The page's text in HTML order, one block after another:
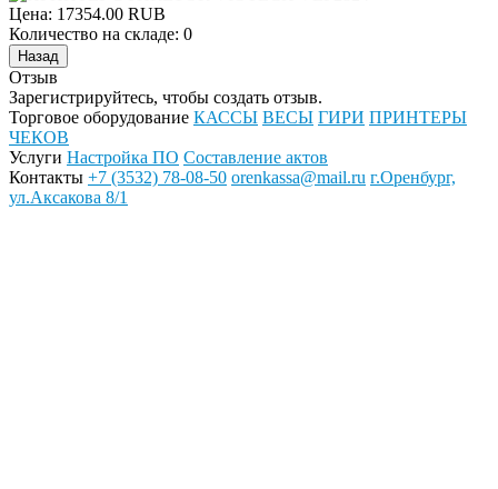
Цена: 17354.00 RUB
Количество на складе: 0
Отзыв
Зарегистрируйтесь, чтобы создать отзыв.
Торговое оборудование КАССЫ ВЕСЫ ГИРИ ПРИНТЕРЫ
ЧЕКОВ
Услуги Настройка ПО Составление актов
Контакты +7 (3532) 78-08-50 orenkassa@mail.ru г.Оренбург,
ул.Аксакова 8/1